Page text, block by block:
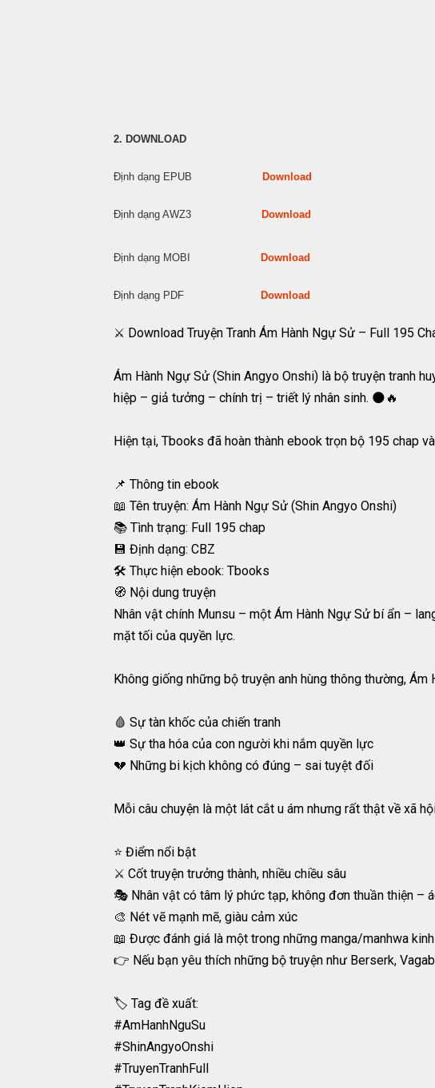
2. DOWNLOAD
Định dạng EPUB Download
Định dạng AWZ3 Download
Định dạng MOBI Download
Định dạng PDF Download
⚔️ Download Truyện Tranh Ám Hành Ngự Sử – Full 195
Ám Hành Ngự Sử (Shin Angyo Onshi) là bộ truyện tranh
hiệp – giả tưởng – chính trị – triết lý nhân sinh. 🌑🔥
Hiện tại, Tbooks đã hoàn thành ebook trọn bộ 195 chap
📌 Thông tin ebook
📖 Tên truyện: Ám Hành Ngự Sử (Shin Angyo Onshi)
📚 Tình trạng: Full 195 chap
💾 Định dạng: CBZ
🛠 Thực hiện ebook: Tbooks
🧭 Nội dung truyện
Nhân vật chính Munsu – một Ám Hành Ngự Sử bí ẩn –
mặt tối của quyền lực.
Không giống những bộ truyện anh hùng thông thường, Ám
🩸 Sự tàn khốc của chiến tranh
👑 Sự tha hóa của con người khi nắm quyền lực
💔 Những bi kịch không có đúng – sai tuyệt đối
Mỗi câu chuyện là một lát cắt u ám nhưng rất thật về xã
⭐️ Điểm nổi bật
⚔️ Cốt truyện trưởng thành, nhiều chiều sâu
🎭 Nhân vật có tâm lý phức tạp, không đơn thuần thiện –
🎨 Nét vẽ mạnh mẽ, giàu cảm xúc
📖 Được đánh giá là một trong những manga/manhwa
👉 Nếu bạn yêu thích những bộ truyện như Berserk,
🏷 Tag đề xuất:
#AmHanhNguSu
#ShinAngyoOnshi
#TruyenTranhFull